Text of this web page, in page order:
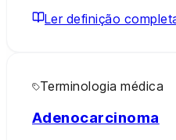
Ler definição
Terminologia médica
Adenocarcinoma